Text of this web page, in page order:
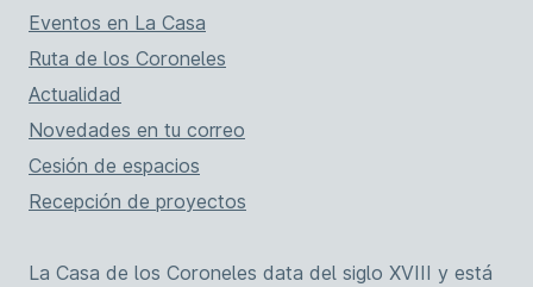
Eventos en La Casa
Ruta de los Coroneles
Actualidad
Novedades en tu correo
Cesión de espacios
Recepción de proyectos
La Casa de los Coroneles data del siglo XVIII y está